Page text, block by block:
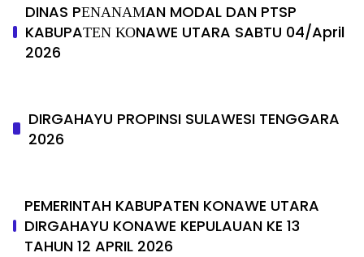
DINAS PΕΝΑΝΑΜAN MODAL DAN PTSP
KABUPAΤΕΝ ΚΟNAWE UTARA SABTU 04/April
2026
DIRGAHAYU PROPINSI SULAWESI TENGGARA
2026
PEMERINTAH KABUPATEN KONAWE UTARA
DIRGAHAYU KONAWE KEPULAUAN KE 13
TAHUN 12 APRIL 2026